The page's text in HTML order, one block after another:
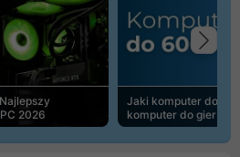
2026
Jaki komputer do
komputer do gier |